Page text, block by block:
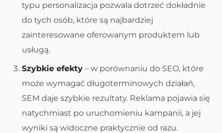
typu personalizacja pozwala dotrzeć dokładnie
do tych osób, które są najbardziej
zainteresowane oferowanym produktem lub
usługą.
Szybkie efekty – w porównaniu do SEO, które
może wymagać długoterminowych działań,
SEM daje szybkie rezultaty. Reklama pojawia się
natychmiast po uruchomieniu kampanii, a jej
wyniki są widoczne praktycznie od razu.